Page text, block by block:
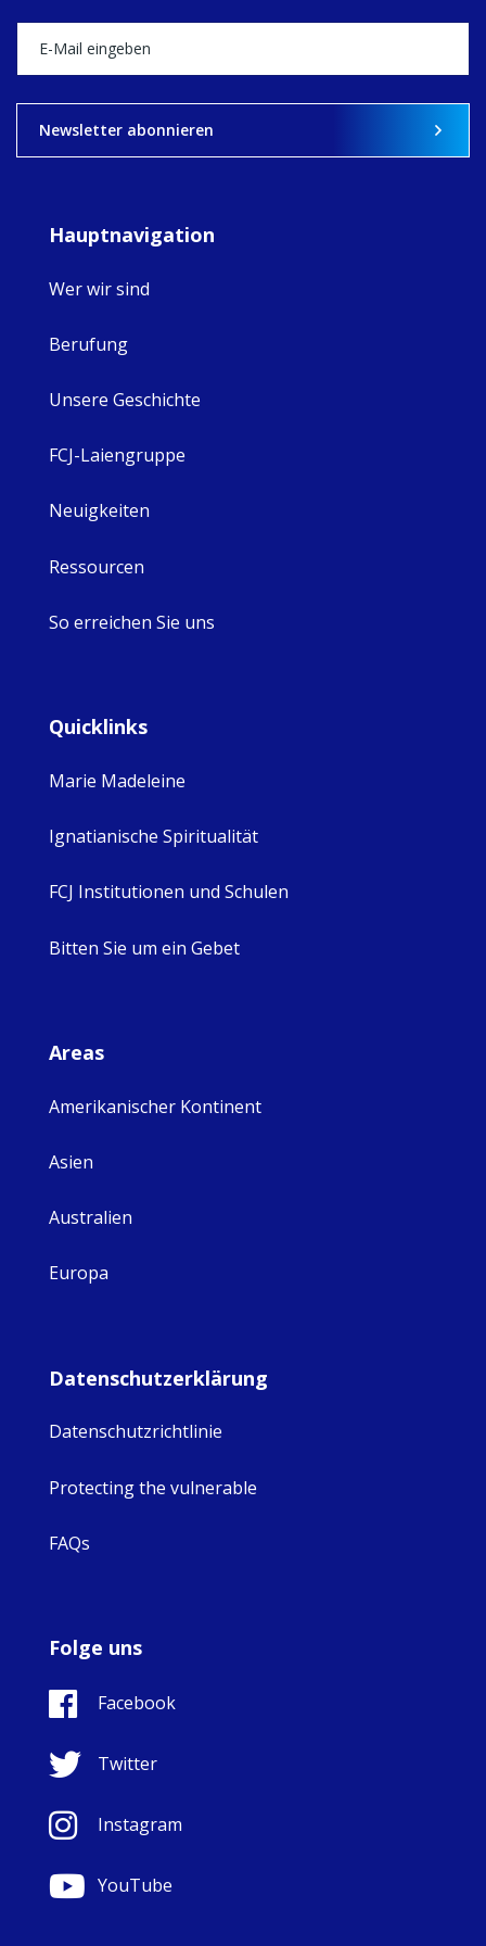
9 4
Newsletter abonnieren
Hauptnavigation
Wer wir sind
Berufung
Unsere Geschichte
FCJ-Laiengruppe
Neuigkeiten
Ressourcen
So erreichen Sie uns
Quicklinks
Marie Madeleine
Ignatianische Spiritualität
FCJ Institutionen und Schulen
Bitten Sie um ein Gebet
Areas
Amerikanischer Kontinent
Asien
Australien
Europa
Datenschutzerklärung
Datenschutzrichtlinie
Protecting the vulnerable
FAQs
Folge uns
Facebook
Twitter
Instagram
YouTube